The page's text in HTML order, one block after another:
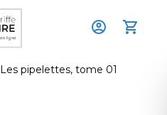
Les pipelettes, tome 01